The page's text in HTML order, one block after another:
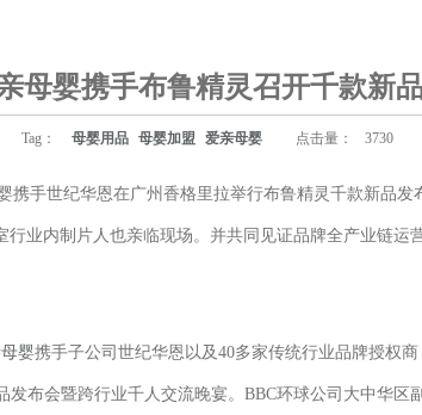
母婴携手布鲁精灵召开千款新
Tag： 母婴用品 母婴加盟 爱亲母婴 点击量： 3730
手世纪华恩在广州香格里拉举行布鲁精灵千款新品发
行业内制片人也亲临现场。并共同见证品牌全产业链运
婴携手子公司世纪华恩以及40多家传统行业品牌授权
发布会暨跨行业千人交流晚宴。BBC环球公司大中华区